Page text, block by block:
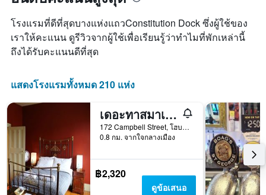
โรงแรมที่ดีที่สุดบางแห่งแถวConstitution Dock ซึ่งผู้ใช้ของ
เราให้คะแนน ดูรีวิวจากผู้ใช้เพื่อเรียนรู้ว่าทำไมที่พักเหล่านี้
ถึงได้รับคะแนนดีที่สุด
แสดงโรงแรมทั้งหมด 210 แห่ง
เดอะทาสมาเนียนอินน์
172 Campbell Street, โฮบาร์ต, TAS, ออสเตรเลีย
0.8 กม. จากใจกลางเมือง
฿2,320
ดูข้อเสนอ